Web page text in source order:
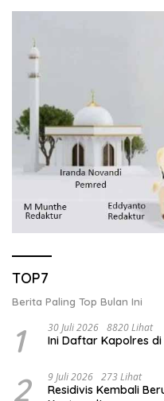
TOP7
Berita Paling Top Bulan Ini
1 30 Juli 2026 8820 Lihat
Ini Daftar Kapolres
2 9 Juli 2026 273 Lihat
Residivis Kembali